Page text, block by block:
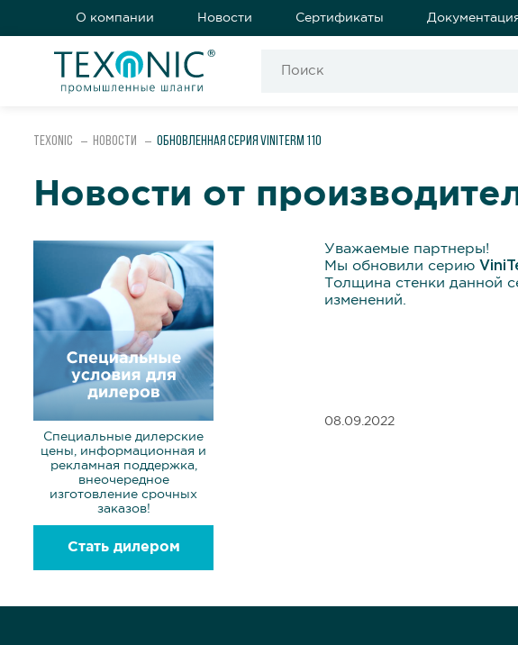
О компании Новости Сертификаты
Texonic Новости Обновленная серия VINITERM 110
Новости от
Специальные дилерские
цены, информационная и
рекламная поддержка,
внеочередное
изготовление срочных
заказов!
Стать дилером
Уважаемые партнеры!
Мы обновили серию
Толщина стенки данной
изменений.
08.09.2022